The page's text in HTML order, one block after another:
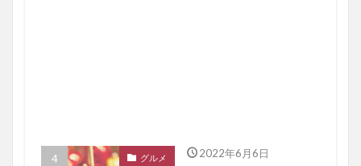
グルメ 2022年6月6日